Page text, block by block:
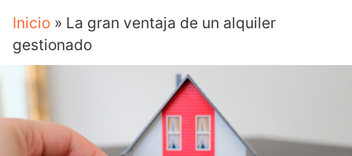
Inicio » La gran ventaja de un alquiler
gestionado